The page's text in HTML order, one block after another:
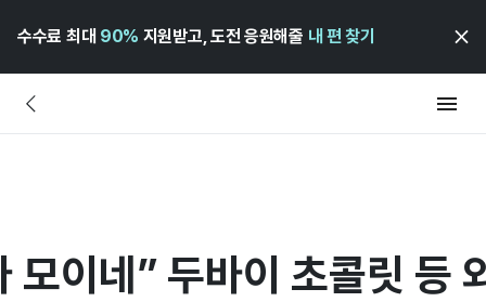
수수료 최대 90% 지원받고, 도전 응원해줄 내 편 찾기
모이네” 두바이 초콜릿 등